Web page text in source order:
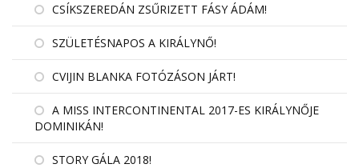
CSÍKSZEREDÁN ZSŰRIZETT FÁSY ÁDÁM!
SZÜLETÉSNAPOS A KIRÁLYNŐ!
CVIJIN BLANKA FOTÓZÁSON JÁRT!
A MISS INTERCONTINENTAL 2017-ES KIRÁLYNŐJE
DOMINIKÁN!
STORY GÁLA 2018!